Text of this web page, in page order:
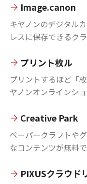
Image.canon
キヤノンのデジタル
レスに保存できるク
プリント枚ル
プリントするほど「
ヤノンオンラインシ
Creative Park
ペーパークラフトや
なコンテンツが無料
PIXUSクラウド